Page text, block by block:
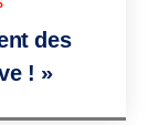
des
! »